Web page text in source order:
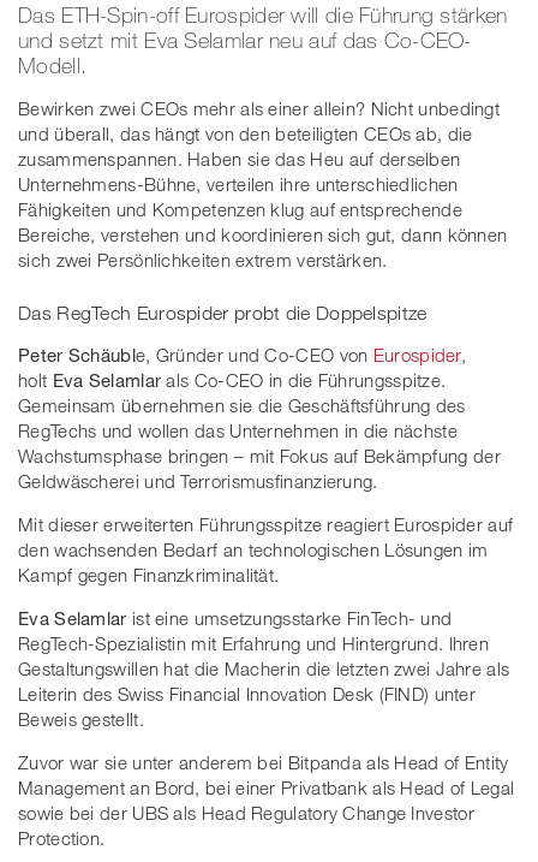
Das ETH-Spin-off Eurospider will die Führung stärken
und setzt mit Eva Selamlar neu auf das Co-CEO-
Modell.
Bewirken zwei CEOs mehr als einer allein? Nicht unbedingt
und überall, das hängt von den beteiligten CEOs ab, die
zusammenspannen. Haben sie das Heu auf derselben
Unternehmens-Bühne, verteilen ihre unterschiedlichen
Fähigkeiten und Kompetenzen klug auf entsprechende
Bereiche, verstehen und koordinieren sich gut, dann können
sich zwei Persönlichkeiten extrem verstärken.
Das RegTech Eurospider probt die Doppelspitze
Peter Schäuble, Gründer und Co-CEO von Eurospider,
holt Eva Selamlar als Co-CEO in die Führungsspitze.
Gemeinsam übernehmen sie die Geschäftsführung des
RegTechs und wollen das Unternehmen in die nächste
Wachstumsphase bringen – mit Fokus auf Bekämpfung der
Geldwäscherei und Terrorismusfinanzierung.
Mit dieser erweiterten Führungsspitze reagiert Eurospider auf
den wachsenden Bedarf an technologischen Lösungen im
Kampf gegen Finanzkriminalität.
Eva Selamlar ist eine umsetzungsstarke FinTech- und
RegTech-Spezialistin mit Erfahrung und Hintergrund. Ihren
Gestaltungswillen hat die Macherin die letzten zwei Jahre als
Leiterin des Swiss Financial Innovation Desk (FIND) unter
Beweis gestellt.
Zuvor war sie unter anderem bei Bitpanda als Head of Entity
Management an Bord, bei einer Privatbank als Head of Legal
sowie bei der UBS als Head Regulatory Change Investor
Protection.